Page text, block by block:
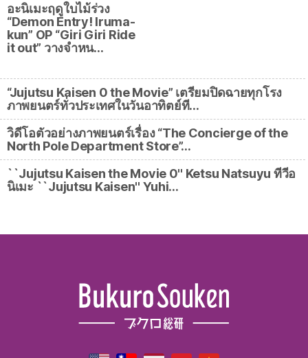
อะนิเมะฤดูใบไม้ร่วง
“Demon Entry! Iruma-
kun” OP “Giri Giri Ride
it out” วางจำหน…
“Jujutsu Kaisen 0 the Movie” เตรียมปิดฉายทุกโรง
ภาพยนตร์ทั่วประเทศในวันอาทิตย์ที…
วิดีโอตัวอย่างภาพยนตร์เรื่อง “The Concierge of the
North Pole Department Store”…
``Jujutsu Kaisen the Movie 0'' Ketsu Natsuyu ทีวีอ
นิเมะ ``Jujutsu Kaisen'' Yuhi…